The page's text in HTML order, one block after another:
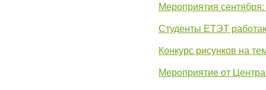
Мероприятия
Студенты ЕТЭТ
Конкурс рисунков на
Мероприятие от